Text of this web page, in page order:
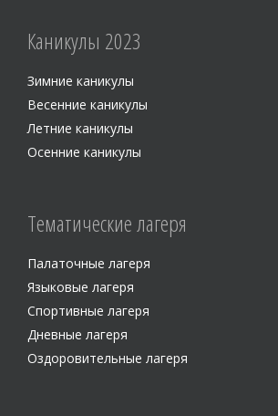
Каникулы 2023
Зимние каникулы
Весенние каникулы
Летние каникулы
Осенние каникулы
Тематические лагеря
Палаточные лагеря
Языковые лагеря
Спортивные лагеря
Дневные лагеря
Оздоровительные лагеря